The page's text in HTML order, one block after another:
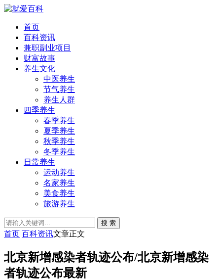
首页
百科资讯
兼职副业项目
财富故事
养生文化
中医养生
节气养生
养生人群
四季养生
春季养生
夏季养生
秋季养生
冬季养生
日常养生
运动养生
名家养生
美食养生
旅游养生
搜 索
首页 百科资讯文章正文
北京新增感染者轨迹公布/北京新增感染
者轨迹公布最新